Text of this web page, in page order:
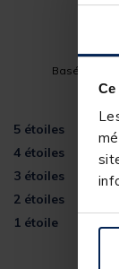
Basé sur
Voir
5 étoiles
4 étoiles
3 étoiles
2 étoiles
1 étoile